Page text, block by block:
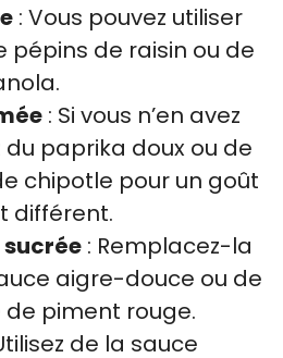
: Vous pouvez utiliser
pépins de raisin ou de
: Si vous n’en avez
du paprika doux ou de
chipotle pour un goût
différent.
: Remplacez-la
aigre-douce ou de
piment rouge.
de la sauce